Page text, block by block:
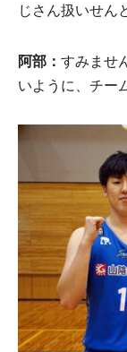
じさん扱いせん
阿部： すみませ
いように、チー